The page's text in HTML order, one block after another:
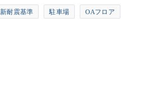
新耐震基準 駐車場 OAフロア